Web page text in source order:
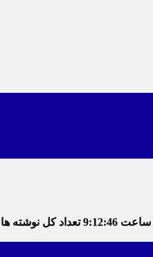
ساعت 9:12:47تعداد کل نوشته ها :